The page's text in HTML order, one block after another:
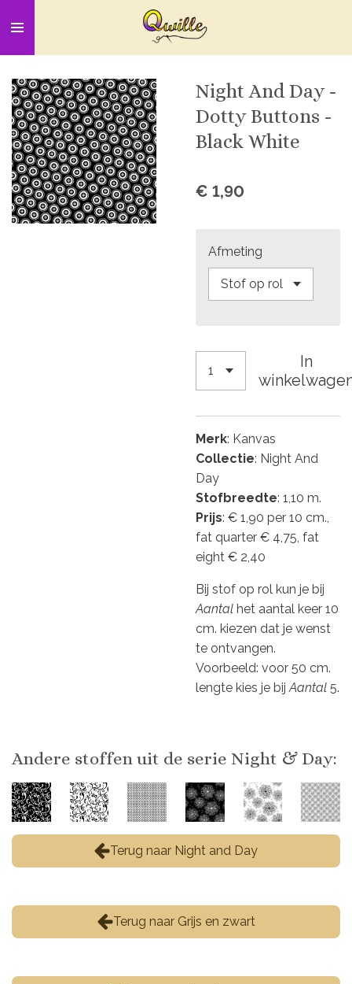
direct
naar
de
hoofdinhoud
Night And Day -
Dotty Buttons -
Black White
€ 1,90
Afmeting
In
Merk: Kanvas
Collectie: Night And
Day
Stofbreedte: 1,10 m.
Prijs: € 1,90 per 10 cm.,
fat quarter € 4,75, fat
eight € 2,40
Bij stof op rol kun je bij
Aantal het aantal keer 10
cm. kiezen dat je wenst
te ontvangen.
Voorbeeld: voor 50 cm.
lengte kies je bijAantal 5.
Andere stoffen uit de serie Night & Day:
Terug naar Night and Day
Terug naar Grijs en zwart